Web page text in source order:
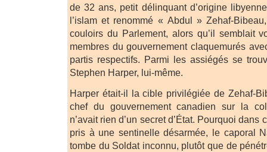
de 32 ans, petit délinquant d’origine
l’islam et renommé « Abdul » Zehaf-
couloirs du Parlement, alors qu’il semblait
membres du gouvernement claquemurés
partis respectifs. Parmi les assiégés se
Stephen Harper, lui-même.
Harper était-il la cible privilégiée de Zehaf-
chef du gouvernement canadien sur la
n’avait rien d’un secret d’État. Pourquoi dans
pris à une sentinelle désarmée, le caporal
tombe du Soldat inconnu, plutôt que de